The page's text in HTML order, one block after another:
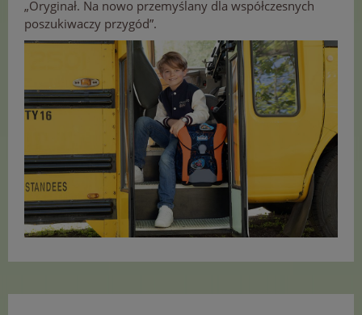
„Oryginał. Na nowo przemyślany dla współczesnych
poszukiwaczy przygód”.